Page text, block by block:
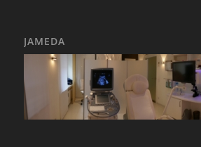
JAMEDA